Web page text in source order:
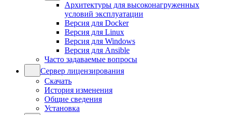
Архитектуры для высоконагруженных
условий эксплуатации
Версия для Docker
Версия для Linux
Версия для Windows
Версия для Ansible
Часто задаваемые вопросы
Сервер лицензирования
Скачать
История изменения
Общие сведения
Установка